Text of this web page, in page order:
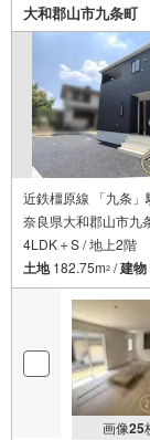
大和郡山市九条町
近鉄橿原線 「九条
奈良県大和郡山市九
4LDK＋S / 地上2階
土地182.75m2 /建物
画像25